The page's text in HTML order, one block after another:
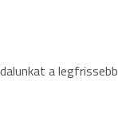
a legfrissebb